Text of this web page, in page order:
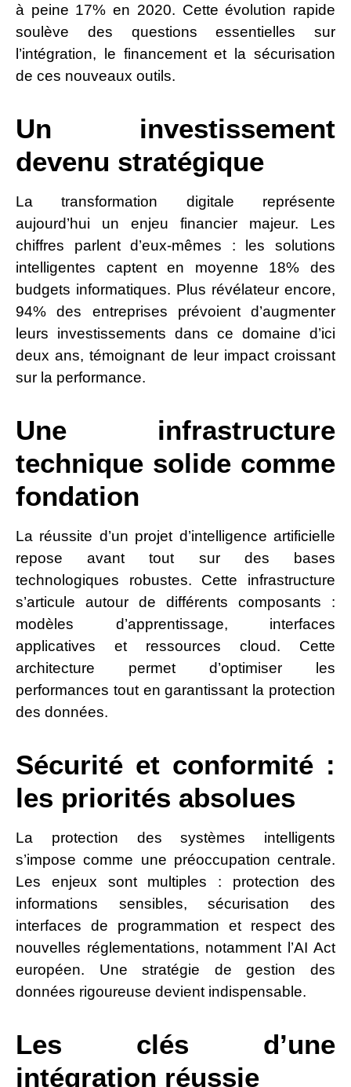
à peine 17% en 2020. Cette évolution rapide
soulève des questions essentielles sur
l’intégration, le financement et la sécurisation
de ces nouveaux outils.
Un investissement
devenu stratégique
La transformation digitale représente
aujourd’hui un enjeu financier majeur. Les
chiffres parlent d’eux-mêmes : les solutions
intelligentes captent en moyenne 18% des
budgets informatiques. Plus révélateur encore,
94% des entreprises prévoient d’augmenter
leurs investissements dans ce domaine d’ici
deux ans, témoignant de leur impact croissant
sur la performance.
Une infrastructure
technique solide comme
fondation
La réussite d’un projet d’intelligence artificielle
repose avant tout sur des bases
technologiques robustes. Cette infrastructure
s’articule autour de différents composants :
modèles d’apprentissage, interfaces
applicatives et ressources cloud. Cette
architecture permet d’optimiser les
performances tout en garantissant la protection
des données.
Sécurité et conformité :
les priorités absolues
La protection des systèmes intelligents
s’impose comme une préoccupation centrale.
Les enjeux sont multiples : protection des
informations sensibles, sécurisation des
interfaces de programmation et respect des
nouvelles réglementations, notamment l’AI Act
européen. Une stratégie de gestion des
données rigoureuse devient indispensable.
Les clés d’une
intégration réussie